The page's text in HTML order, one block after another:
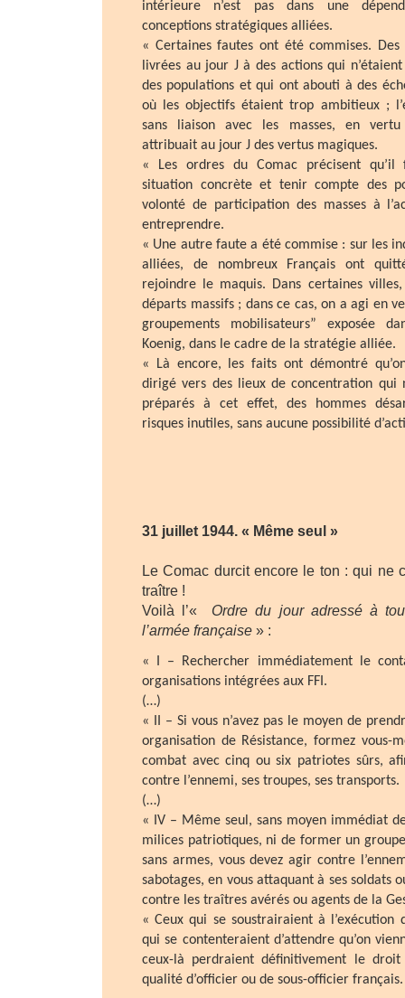
intérieure n’est pas dans une
conceptions stratégiques alliées.
« Certaines fautes ont été commises.
livrées au jour J à des actions qui
des populations et qui ont abouti à des
où les objectifs étaient trop ambitieux ;
sans liaison avec les masses, en vertu
attribuait au jour J des vertus magiques.
« Les ordres du Comac précisent
situation concrète et tenir compte des
volonté de participation des masses à
entreprendre.
« Une autre faute a été commise : sur les
alliées, de nombreux Français ont
rejoindre le maquis. Dans certaines
départs massifs ; dans ce cas, on a agi en
groupements mobilisateurs” exposée
Koenig, dans le cadre de la stratégie alliée.
« Là encore, les faits ont démontré
dirigé vers des lieux de concentration qui
préparés à cet effet, des hommes
risques inutiles, sans aucune possibilité
31 juillet 1944. « Même seul »
Le Comac durcit encore le ton : qui ne
traître !
Voilà l’« Ordre du jour adressé à
l’armée française » :
« I – Rechercher immédiatement le
organisations intégrées aux FFI.
(…)
« II – Si vous n’avez pas le moyen de
organisation de Résistance, formez vous-
combat avec cinq ou six patriotes sûrs,
contre l’ennemi, ses troupes, ses transports.
(…)
« IV – Même seul, sans moyen immédiat
milices patriotiques, ni de former un
sans armes, vous devez agir contre
sabotages, en vous attaquant à ses soldats
contre les traîtres avérés ou agents de la
« Ceux qui se soustrairaient à l’exécution
qui se contenteraient d’attendre qu’on
ceux-là perdraient définitivement le
qualité d’officier ou de sous-officier